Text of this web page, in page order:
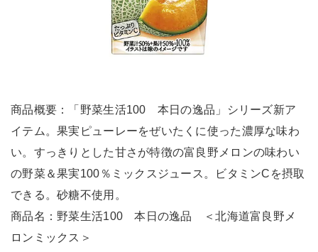
商品概要：「野菜生活100 本日の逸品」シリーズ新ア
イテム。果実ピューレーをぜいたくに使った濃厚な味わ
い。すっきりとした甘さが特徴の富良野メロンの味わい
の野菜＆果実100％ミックスジュース。ビタミンCを摂取
できる。砂糖不使用。
商品名：野菜生活100 本日の逸品 ＜北海道富良野メ
ロンミックス＞